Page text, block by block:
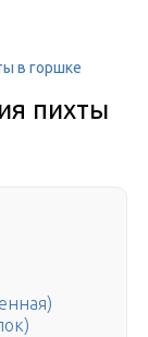
в горшке
пихты